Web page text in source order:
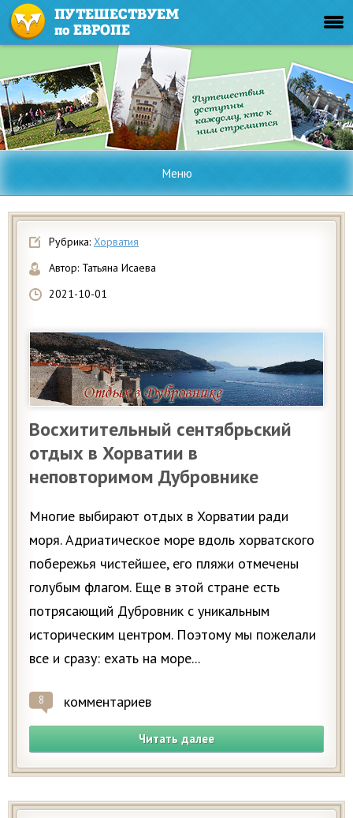
Меню
Рубрика: Хорватия
Автор: Татьяна Исаева
2021-10-01
Восхитительный сентябрьский
отдых в Хорватии в
неповторимом Дубровнике
Многие выбирают отдых в Хорватии ради
моря. Адриатическое море вдоль хорватского
побережья чистейшее, его пляжи отмечены
голубым флагом. Еще в этой стране есть
потрясающий Дубровник с уникальным
историческим центром. Поэтому мы пожелали
все и сразу: ехать на море...
8 комментариев
Читать далее